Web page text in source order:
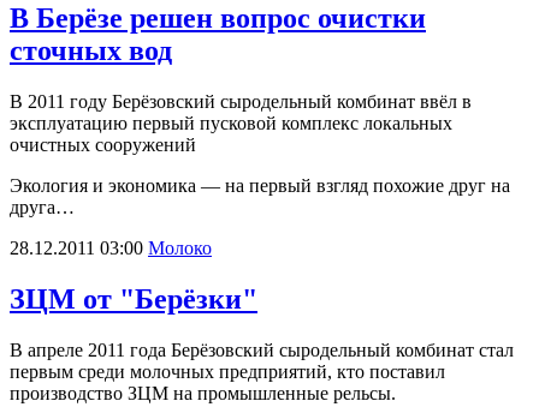
В Берёзе решен вопрос очистки
сточных вод
В 2011 году Берёзовский сыродельный комбинат ввёл в
эксплуатацию первый пусковой комплекс локальных
очистных сооружений
Экология и экономика — на первый взгляд похожие друг на
друга…
28.12.2011 03:00 Молоко
ЗЦМ от "Берёзки"
В апреле 2011 года Берёзовский сыродельный комбинат стал
первым среди молочных предприятий, кто поставил
производство ЗЦМ на промышленные рельсы.